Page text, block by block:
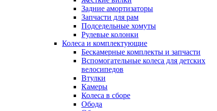
Задние амортизаторы
Запчасти для рам
Подседельные хомуты
Рулевые колонки
Колеса и комплектующие
Бескамерные комплекты и запчасти
Вспомогательные колеса для детских
велосипедов
Втулки
Камеры
Колеса в сборе
Обода